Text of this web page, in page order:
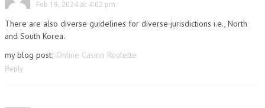
Feb 19, 2024 at 4:02 pm
There are also diverse guidelines for diverse jurisdictions i.e., North
and South Korea.
my blog post; Online Casino Roulette
Reply